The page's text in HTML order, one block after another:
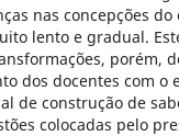
nas concepções
lento e gradual.
porém,
dos docentes com o
de construção de
colocadas pelo